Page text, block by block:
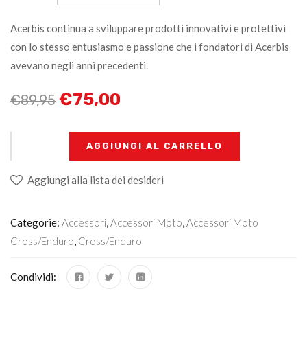
Acerbis continua a sviluppare prodotti innovativi e protettivi
con lo stesso entusiasmo e passione che i fondatori di Acerbis
avevano negli anni precedenti.
€89,95 €75,00
AGGIUNGI AL CARRELLO
Aggiungi alla lista dei desideri
Categorie: Accessori,Accessori Moto,Accessori Moto
Cross/enduro, Cross/Enduro
Condividi: